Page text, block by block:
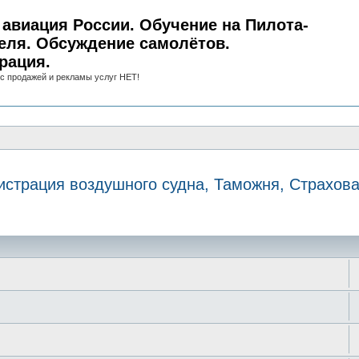
России. Обучение на Пилота-
Обсуждение самолётов.
продажей и рекламы услуг НЕТ!
воздушного судна, Таможня,